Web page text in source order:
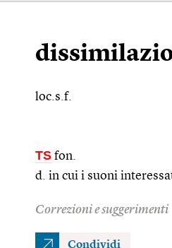
loc.s.f.
TS fon.
d. in cui i suoni
Correzioni e suggerimenti
Condividi